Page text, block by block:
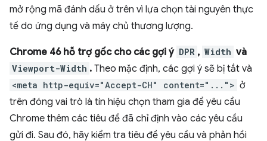
mở rộng mã đánh dấu ở trên vì lựa chọn tài nguyên thực
tế do ứng dụng và máy chủ thương lượng.
Chrome 46 hỗ trợ gốc cho các gợi ý DPR , Width và
Viewport-Width . Theo mặc định, các gợi ý sẽ bị tắt và
<meta http-equiv="Accept-CH" content="..."> ở
trên đóng vai trò là tín hiệu chọn tham gia để yêu cầu
Chrome thêm các tiêu đề đã chỉ định vào các yêu cầu
gửi đi. Sau đó, hãy kiểm tra tiêu đề yêu cầu và phản hồi